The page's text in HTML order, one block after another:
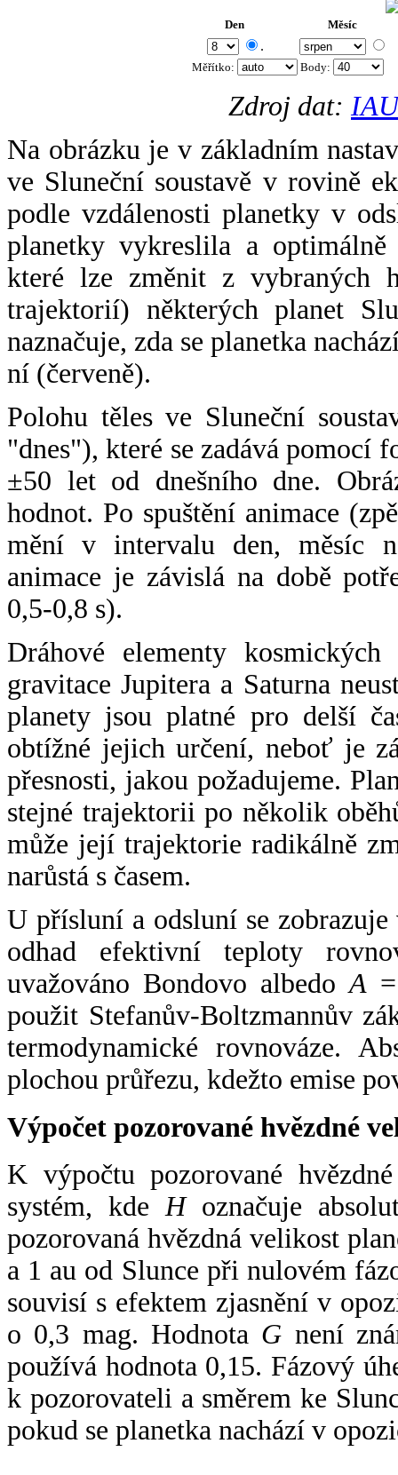
Den Měsíc
.
Měřítko: Body:
Zdroj dat:
Na obrázku je v základním
ve Sluneční soustavě v rovině
podle vzdálenosti planetky v
planetky vykreslila a
které lze změnit z vybraných
trajektorií) některých planet
naznačuje, zda se planetka
ní (červeně).
Polohu těles ve Sluneční
"dnes"), které se zadává pomocí
±50 let od dnešního dne.
hodnot. Po spuštění animace
mění v intervalu den, měsíc
animace je závislá na době
0,5-0,8 s).
Dráhové elementy
gravitace Jupitera a Saturna
planety jsou platné pro delší
obtížné jejich určení, neboť je
přesnosti, jakou požadujeme.
stejné trajektorii po několik
může její trajektorie radikálně
narůstá s časem.
U přísluní a odsluní se
odhad efektivní teploty
uvažováno Bondovo albedoA
použit Stefanův-Boltzmannův
termodynamické rovnováze.
plochou průřezu, kdežto emise
Výpočet pozorované hvězdné
K výpočtu pozorované
systém, kde Hoznačuje
pozorovaná hvězdná velikost
a 1 au od Slunce při nulovém
souvisí s efektem zjasnění v
o 0,3 mag. Hodnota G není
používá hodnota 0,15. Fázový
k pozorovateli a směrem ke
pokud se planetka nachází v